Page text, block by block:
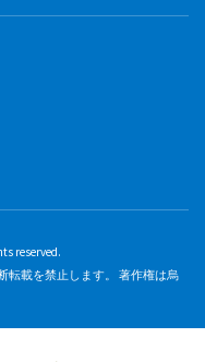
reserved.
転載を禁止します。 著作権は烏